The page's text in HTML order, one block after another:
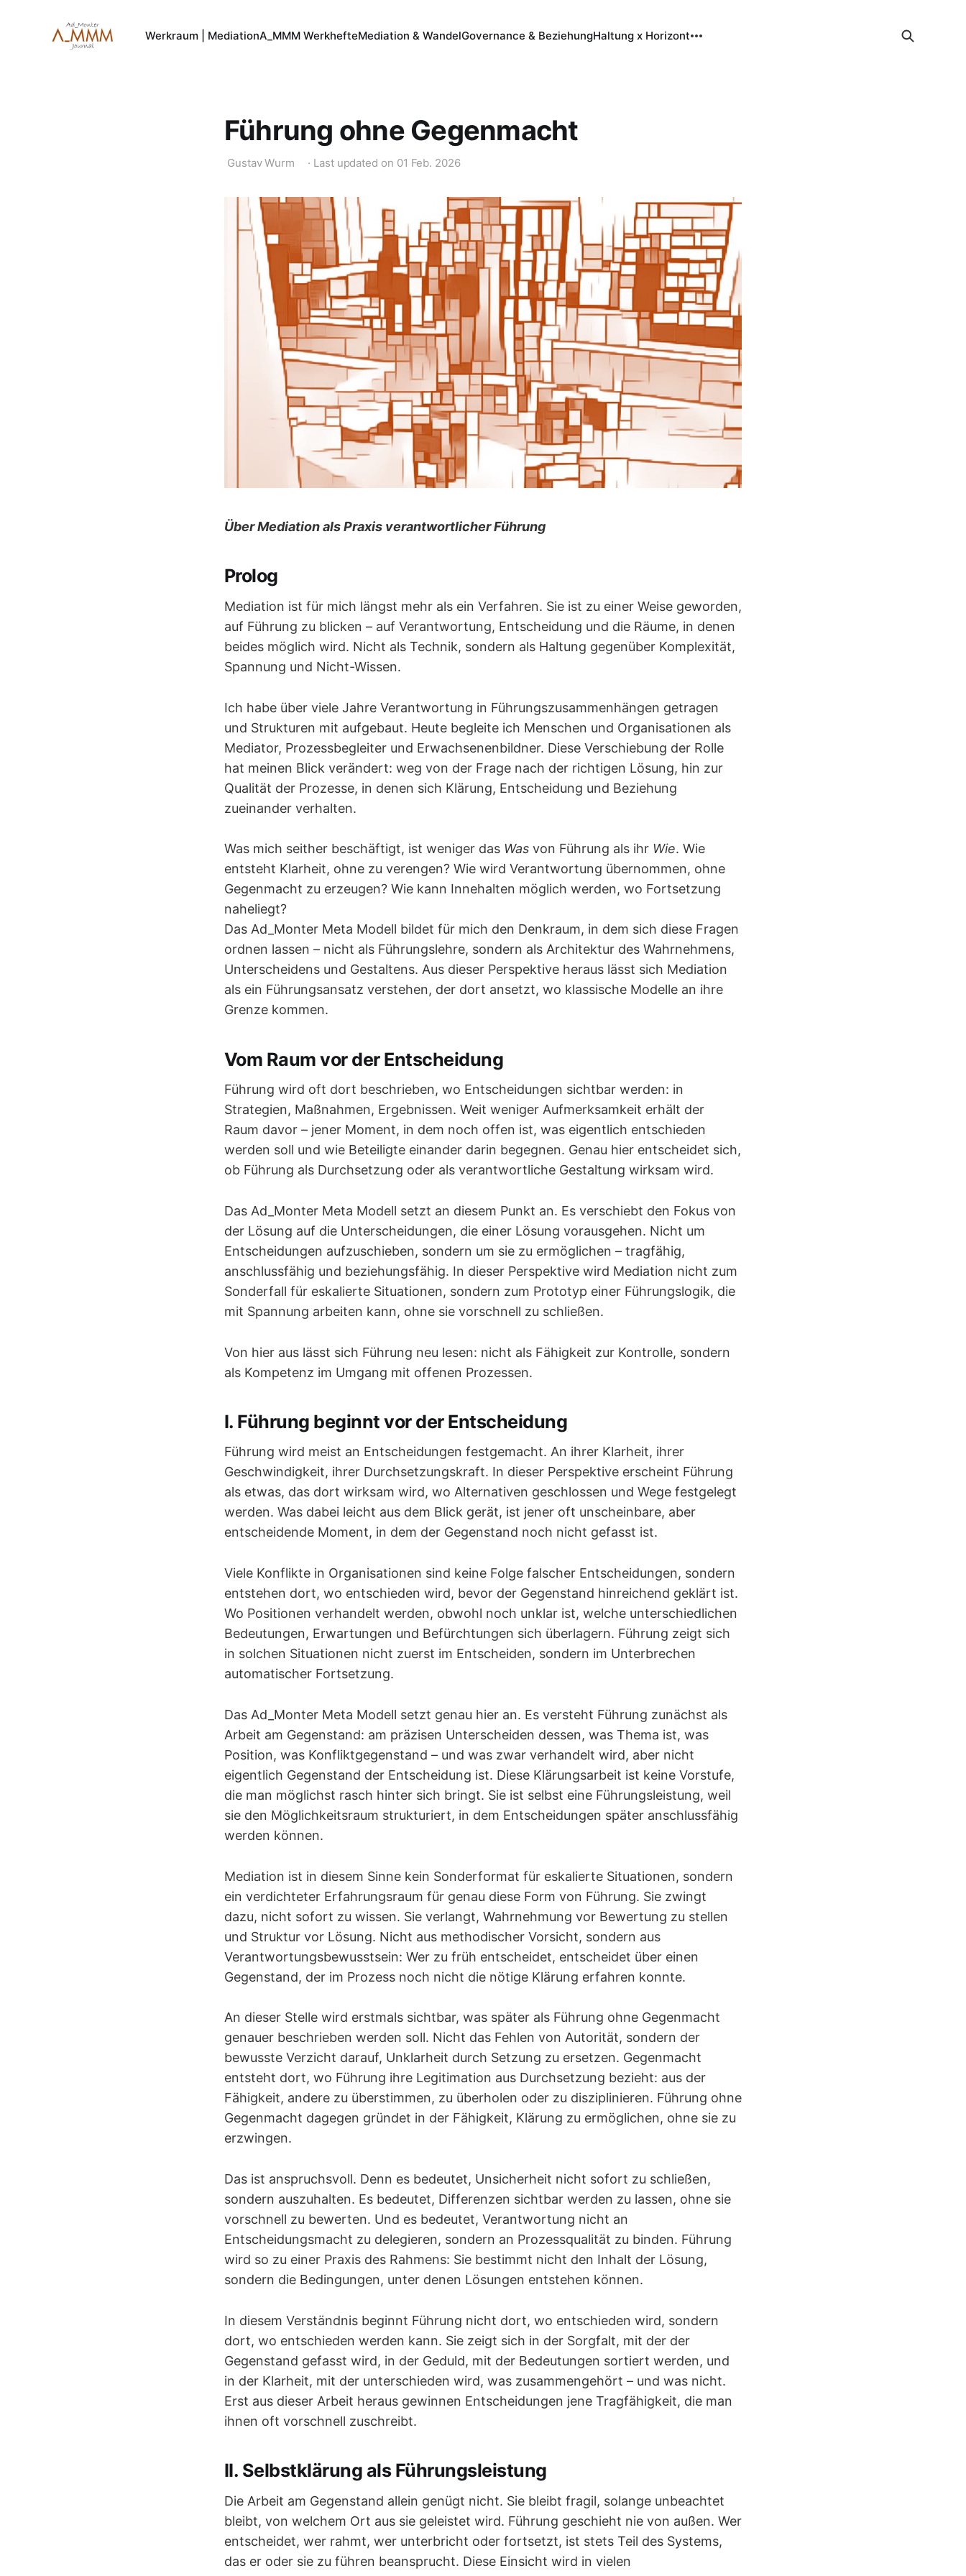
Werkraum | MediationA_MMM WerkhefteMediation & WandelGovernance & BeziehungHaltung x Horizont
Führung ohne Gegenmacht
Gustav Wurm · Last updated on 01 Feb. 2026
Über Mediation als Praxis verantwortlicher Führung
Prolog
Mediation ist für mich längst mehr als ein Verfahren. Sie ist zu einer Weise geworden,
auf Führung zu blicken – auf Verantwortung, Entscheidung und die Räume, in denen
beides möglich wird. Nicht als Technik, sondern als Haltung gegenüber Komplexität,
Spannung und Nicht-Wissen.
Ich habe über viele Jahre Verantwortung in Führungszusammenhängen getragen
und Strukturen mit aufgebaut. Heute begleite ich Menschen und Organisationen als
Mediator, Prozessbegleiter und Erwachsenenbildner. Diese Verschiebung der Rolle
hat meinen Blick verändert: weg von der Frage nach der richtigen Lösung, hin zur
Qualität der Prozesse, in denen sich Klärung, Entscheidung und Beziehung
zueinander verhalten.
Was mich seither beschäftigt, ist weniger das Was von Führung als ihr Wie. Wie
entsteht Klarheit, ohne zu verengen? Wie wird Verantwortung übernommen, ohne
Gegenmacht zu erzeugen? Wie kann Innehalten möglich werden, wo Fortsetzung
naheliegt?
Das Ad_Monter Meta Modell bildet für mich den Denkraum, in dem sich diese Fragen
ordnen lassen – nicht als Führungslehre, sondern als Architektur des Wahrnehmens,
Unterscheidens und Gestaltens. Aus dieser Perspektive heraus lässt sich Mediation
als ein Führungsansatz verstehen, der dort ansetzt, wo klassische Modelle an ihre
Grenze kommen.
Vom Raum vor der Entscheidung
Führung wird oft dort beschrieben, wo Entscheidungen sichtbar werden: in
Strategien, Maßnahmen, Ergebnissen. Weit weniger Aufmerksamkeit erhält der
Raum davor – jener Moment, in dem noch offen ist, was eigentlich entschieden
werden soll und wie Beteiligte einander darin begegnen. Genau hier entscheidet sich,
ob Führung als Durchsetzung oder als verantwortliche Gestaltung wirksam wird.
Das Ad_Monter Meta Modell setzt an diesem Punkt an. Es verschiebt den Fokus von
der Lösung auf die Unterscheidungen, die einer Lösung vorausgehen. Nicht um
Entscheidungen aufzuschieben, sondern um sie zu ermöglichen – tragfähig,
anschlussfähig und beziehungsfähig. In dieser Perspektive wird Mediation nicht zum
Sonderfall für eskalierte Situationen, sondern zum Prototyp einer Führungslogik, die
mit Spannung arbeiten kann, ohne sie vorschnell zu schließen.
Von hier aus lässt sich Führung neu lesen: nicht als Fähigkeit zur Kontrolle, sondern
als Kompetenz im Umgang mit offenen Prozessen.
I. Führung beginnt vor der Entscheidung
Führung wird meist an Entscheidungen festgemacht. An ihrer Klarheit, ihrer
Geschwindigkeit, ihrer Durchsetzungskraft. In dieser Perspektive erscheint Führung
als etwas, das dort wirksam wird, wo Alternativen geschlossen und Wege festgelegt
werden. Was dabei leicht aus dem Blick gerät, ist jener oft unscheinbare, aber
entscheidende Moment, in dem der Gegenstand noch nicht gefasst ist.
Viele Konflikte in Organisationen sind keine Folge falscher Entscheidungen, sondern
entstehen dort, wo entschieden wird, bevor der Gegenstand hinreichend geklärt ist.
Wo Positionen verhandelt werden, obwohl noch unklar ist, welche unterschiedlichen
Bedeutungen, Erwartungen und Befürchtungen sich überlagern. Führung zeigt sich
in solchen Situationen nicht zuerst im Entscheiden, sondern im Unterbrechen
automatischer Fortsetzung.
Das Ad_Monter Meta Modell setzt genau hier an. Es versteht Führung zunächst als
Arbeit am Gegenstand: am präzisen Unterscheiden dessen, was Thema ist, was
Position, was Konfliktgegenstand – und was zwar verhandelt wird, aber nicht
eigentlich Gegenstand der Entscheidung ist. Diese Klärungsarbeit ist keine Vorstufe,
die man möglichst rasch hinter sich bringt. Sie ist selbst eine Führungsleistung, weil
sie den Möglichkeitsraum strukturiert, in dem Entscheidungen später anschlussfähig
werden können.
Mediation ist in diesem Sinne kein Sonderformat für eskalierte Situationen, sondern
ein verdichteter Erfahrungsraum für genau diese Form von Führung. Sie zwingt
dazu, nicht sofort zu wissen. Sie verlangt, Wahrnehmung vor Bewertung zu stellen
und Struktur vor Lösung. Nicht aus methodischer Vorsicht, sondern aus
Verantwortungsbewusstsein: Wer zu früh entscheidet, entscheidet über einen
Gegenstand, der im Prozess noch nicht die nötige Klärung erfahren konnte.
An dieser Stelle wird erstmals sichtbar, was später als Führung ohne Gegenmacht
genauer beschrieben werden soll. Nicht das Fehlen von Autorität, sondern der
bewusste Verzicht darauf, Unklarheit durch Setzung zu ersetzen. Gegenmacht
entsteht dort, wo Führung ihre Legitimation aus Durchsetzung bezieht: aus der
Fähigkeit, andere zu überstimmen, zu überholen oder zu disziplinieren. Führung ohne
Gegenmacht dagegen gründet in der Fähigkeit, Klärung zu ermöglichen, ohne sie zu
erzwingen.
Das ist anspruchsvoll. Denn es bedeutet, Unsicherheit nicht sofort zu schließen,
sondern auszuhalten. Es bedeutet, Differenzen sichtbar werden zu lassen, ohne sie
vorschnell zu bewerten. Und es bedeutet, Verantwortung nicht an
Entscheidungsmacht zu delegieren, sondern an Prozessqualität zu binden. Führung
wird so zu einer Praxis des Rahmens: Sie bestimmt nicht den Inhalt der Lösung,
sondern die Bedingungen, unter denen Lösungen entstehen können.
In diesem Verständnis beginnt Führung nicht dort, wo entschieden wird, sondern
dort, wo entschieden werden kann. Sie zeigt sich in der Sorgfalt, mit der der
Gegenstand gefasst wird, in der Geduld, mit der Bedeutungen sortiert werden, und
in der Klarheit, mit der unterschieden wird, was zusammengehört – und was nicht.
Erst aus dieser Arbeit heraus gewinnen Entscheidungen jene Tragfähigkeit, die man
ihnen oft vorschnell zuschreibt.
II. Selbstklärung als Führungsleistung
Die Arbeit am Gegenstand allein genügt nicht. Sie bleibt fragil, solange unbeachtet
bleibt, von welchem Ort aus sie geleistet wird. Führung geschieht nie von außen. Wer
entscheidet, wer rahmt, wer unterbricht oder fortsetzt, ist stets Teil des Systems,
das er oder sie zu führen beansprucht. Diese Einsicht wird in vielen